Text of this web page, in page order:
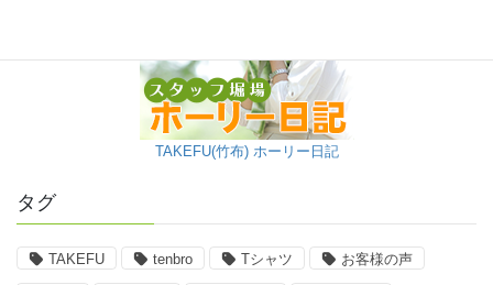
TAKEFU(竹布) ホーリー日記
タグ
TAKEFU tenbro Tシャツ お客様の声